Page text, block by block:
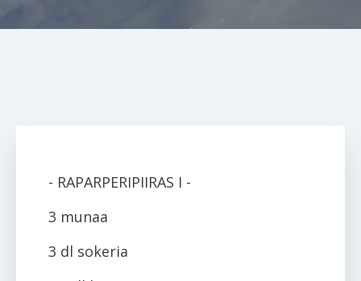
- RAPARPERIPIIRAS I -
3 munaa
3 dl sokeria